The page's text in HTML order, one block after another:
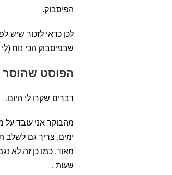
הפיסבוק.
שבפיסבוק הכי נוח
הפוסט שהוסר
דברים שקרו לי היום.
מהבוקר אני עובד
ימים. צריך גם לשלב
מאוד. כמו כן זה לא
שעות .